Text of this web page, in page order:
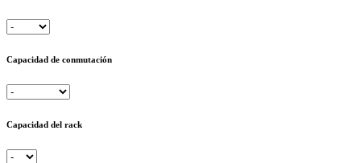
Capacidad de conmutación
Capacidad del rack